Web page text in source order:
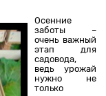
Осенние
заботы –
очень важный
этап для
садовода,
ведь урожай
нужно не
только